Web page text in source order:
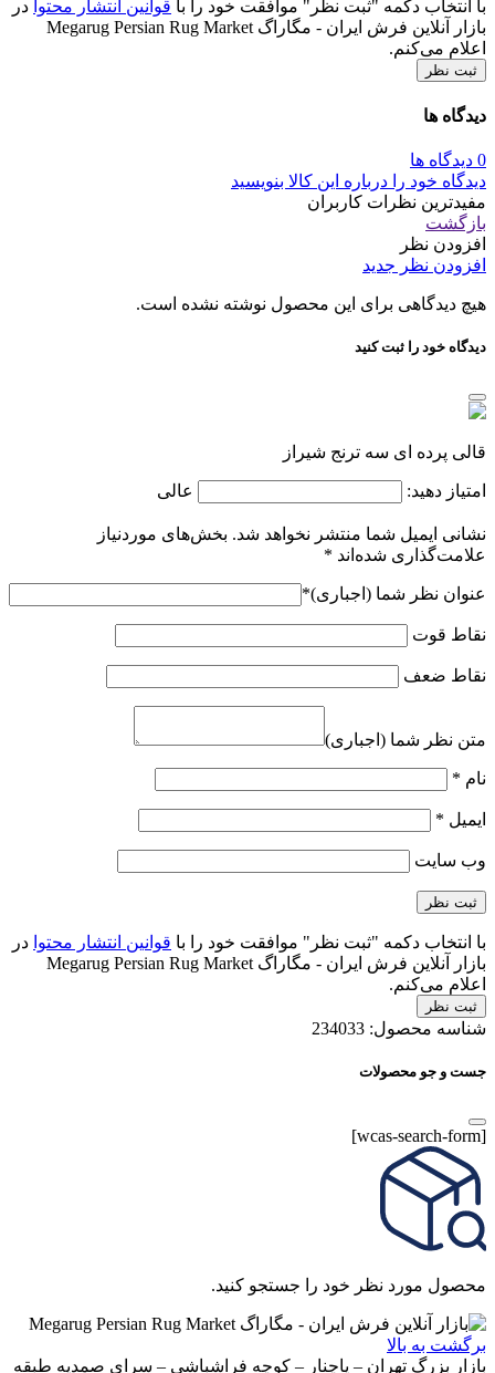
با انتخاب دکمه "ثبت نظر" موافقت خود را با قوانین انتشار محتوا در
بازار آنلاین فرش ایران - مگاراگ Megarug Persian Rug Market
اعلام می‌کنم.
ثبت نظر
دیدگاه ها
0 دیدگاه ها
دیدگاه خود را درباره این کالا بنویسید
مفیدترین نظرات کاربران
بازگشت
افزودن نظر
افزودن نظر جدید
هیچ دیدگاهی برای این محصول نوشته نشده است.
دیدگاه خود را ثبت کنید
قالی پرده ای سه ترنج شیراز
امتیاز دهید: عالی
نشانی ایمیل شما منتشر نخواهد شد. بخش‌های موردنیاز
علامت‌گذاری شده‌اند *
عنوان نظر شما (اجباری)*
نقاط قوت
نقاط ضعف
متن نظر شما (اجباری)
نام *
ایمیل *
وب‌ سایت
با انتخاب دکمه "ثبت نظر" موافقت خود را با قوانین انتشار محتوا در
بازار آنلاین فرش ایران - مگاراگ Megarug Persian Rug Market
اعلام می‌کنم.
ثبت نظر
شناسه محصول: 234033
جست و جو محصولات
[wcas-search-form]
محصول مورد نظر خود را جستجو کنید.
برگشت به بالا
بازار بزرگ تهران – پاچنار – کوچه فراشباشی – سرای صمدیه طبقه